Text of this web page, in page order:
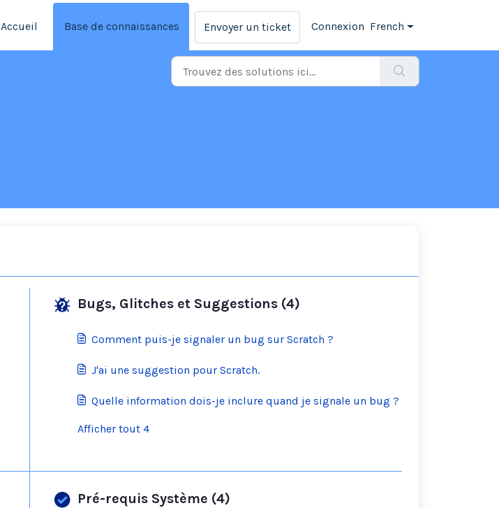
Accueil Base de connaissances Envoyer un ticket Connexion French
Bugs, Glitches et Suggestions (4)
Comment puis-je signaler un bug sur Scratch ?
J'ai une suggestion pour Scratch.
Quelle information dois-je inclure quand je signale un bug ?
Afficher tout 4
Pré-requis Système (4)